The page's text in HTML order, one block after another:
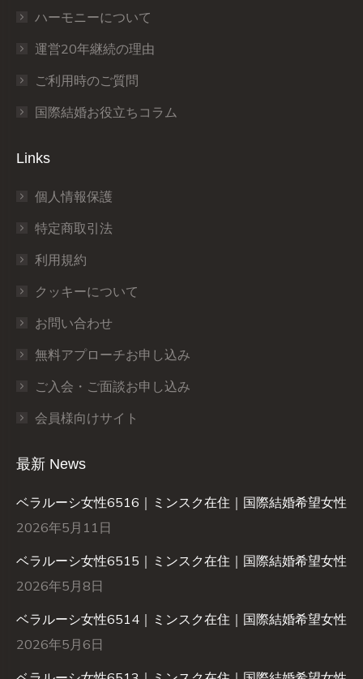
ハーモニーについて
運営20年継続の理由
ご利用時のご質問
国際結婚お役立ちコラム
Links
個人情報保護
特定商取引法
利用規約
クッキーについて
お問い合わせ
無料アプローチお申し込み
ご入会・ご面談お申し込み
会員様向けサイト
最新 News
ベラルーシ女性6516｜ミンスク在住｜国際結婚希望女性
2026年5月11日
ベラルーシ女性6515｜ミンスク在住｜国際結婚希望女性
2026年5月8日
ベラルーシ女性6514｜ミンスク在住｜国際結婚希望女性
2026年5月6日